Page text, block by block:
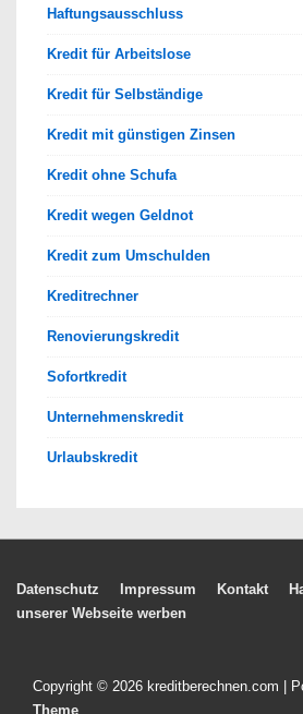
Haftungsausschluss
Kredit für Arbeitslose
Kredit für Selbständige
Kredit mit günstigen Zinsen
Kredit ohne Schufa
Kredit wegen Geldnot
Kredit zum Umschulden
Kreditrechner
Renovierungskredit
Sofortkredit
Unternehmenskredit
Urlaubskredit
Footer-
Datenschutz Impressum Kontakt
unserer Webseite werben
Copyright © 2026 kreditberechnen.com |
Theme